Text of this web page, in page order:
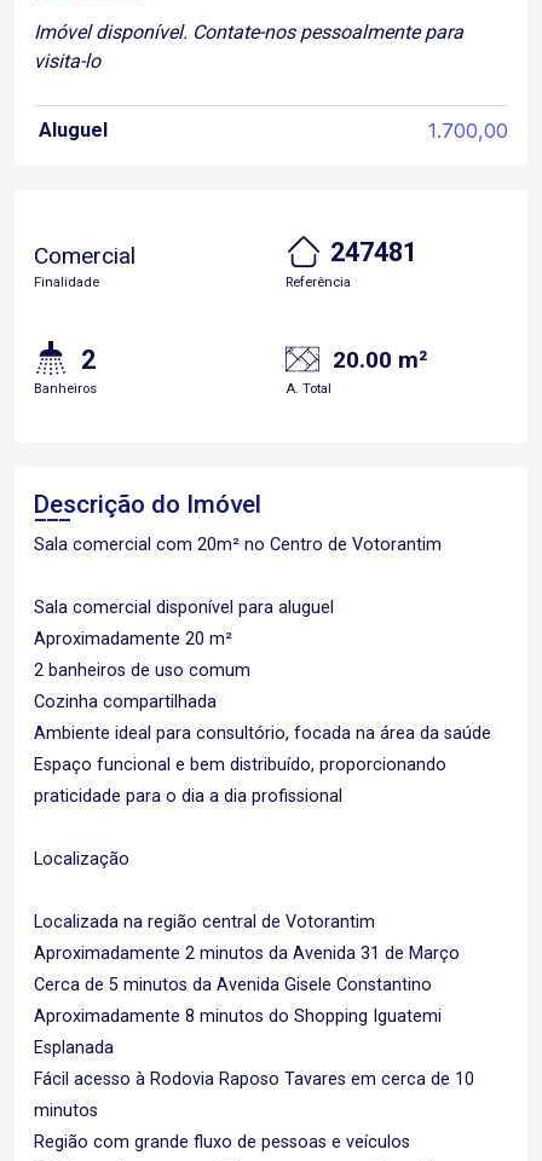
Imóvel disponível. Contate-nos pessoalmente para
visita-lo
Aluguel 1.700,00
Comercial
Finalidade
247481
Referência
2
Banheiros
20.00 m²
A. Total
Descrição do Imóvel
Sala comercial com 20m² no Centro de Votorantim
Sala comercial disponível para aluguel
Aproximadamente 20 m²
2 banheiros de uso comum
Cozinha compartilhada
Ambiente ideal para consultório, focada na área da saúde
Espaço funcional e bem distribuído, proporcionando
praticidade para o dia a dia profissional
Localização
Localizada na região central de Votorantim
Aproximadamente 2 minutos da Avenida 31 de Março
Cerca de 5 minutos da Avenida Gisele Constantino
Aproximadamente 8 minutos do Shopping Iguatemi
Esplanada
Fácil acesso à Rodovia Raposo Tavares em cerca de 10
minutos
Região com grande fluxo de pessoas e veículos